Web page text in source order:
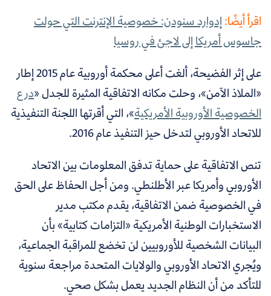
اقرأ أيضًا:إدوارد سنودن: خصوصية الإنترنت التي حولت
جاسوس أمريكا إلى لاجئ في روسيا
على إثر الفضيحة، ألغت أعلى محكمة أوروبية عام 2015 إطار
«الملاذ الآمن»، وحلت مكانه الاتفاقية المثيرة للجدل «درع
الخصوصية الأوروبية الأمريكية»، التي أقرتها اللجنة التنفيذية
للاتحاد الأوروبي لتدخل حيز التنفيذ عام 2016.
تنص الاتفاقية على حماية تدفق المعلومات بين الاتحاد
الأوروبي وأمريكا عبر الأطلنطي. ومن أجل الحفاظ على الحق
في الخصوصية ضمن الاتفاقية، يقدم مكتب مدير
الاستخبارات الوطنية الأمريكية «التزامات كتابية» بأن
البيانات الشخصية للأوروبيين لن تخضع للمراقبة الجماعية،
ويُجري الاتحاد الأوروبي والولايات المتحدة مراجعة سنوية
للتأكد من أن النظام الجديد يعمل بشكل صحي.